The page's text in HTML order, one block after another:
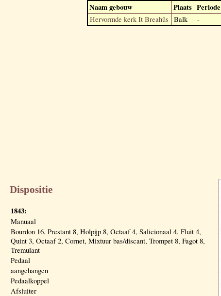
Naam gebouw Plaats Periode
Hervormde kerk It Breahûs Balk -
Dispositie
1843:
Manuaal
Bourdon 16, Prestant 8, Holpijp 8, Octaaf 4, Salicionaal 4, Fluit 4,
Quint 3, Octaaf 2, Cornet, Mixtuur bas/discant, Trompet 8, Fagot 8,
Tremulant
Pedaal
aangehangen
Pedaalkoppel
Afsluiter